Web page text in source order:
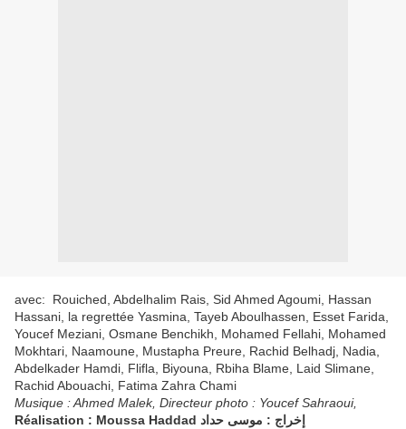
avec: Rouiched, Abdelhalim Rais, Sid Ahmed Agoumi, Hassan
Hassani, la regrettée Yasmina, Tayeb Aboulhassen, Esset Farida,
Youcef Meziani, Osmane Benchikh, Mohamed Fellahi, Mohamed
Mokhtari, Naamoune, Mustapha Preure, Rachid Belhadj, Nadia,
Abdelkader Hamdi, Flifla, Biyouna, Rbiha Blame, Laid Slimane,
Rachid Abouachi, Fatima Zahra Chami
Musique : Ahmed Malek, Directeur photo : Youcef Sahraoui,
Réalisation : Moussa Haddad إخراج : موسى حداد